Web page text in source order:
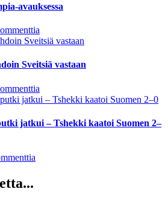
avauksessa
Sveitsiä vastaan
jatkui – Tshekki kaatoi Suomen 2–